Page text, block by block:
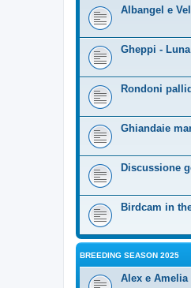
Albangel e
Gheppi -
Rondoni
Ghiandaie
Discussione
Birdcam in
BREEDING SEASON 2025
Alex e Amelia